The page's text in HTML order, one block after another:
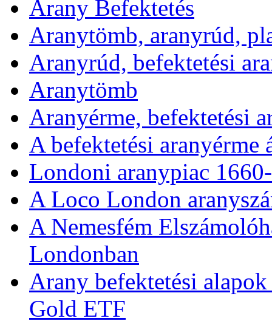
Arany Befektetés
Aranytömb, aranyrúd,
Aranyrúd, befektetési
Aranytömb
Aranyérme, befektetési
A befektetési
Londoni aranypiac
A Loco London
A Nemesfém
Londonban
Arany befektetési
Gold ETF